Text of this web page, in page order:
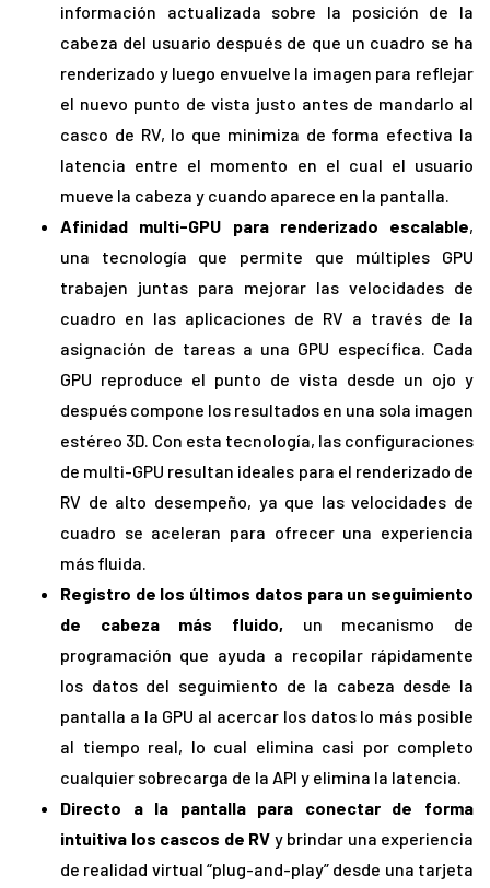
información actualizada sobre la posición de la
cabeza del usuario después de que un cuadro se ha
renderizado y luego envuelve la imagen para reflejar
el nuevo punto de vista justo antes de mandarlo al
casco de RV, lo que minimiza de forma efectiva la
latencia entre el momento en el cual el usuario
mueve la cabeza y cuando aparece en la pantalla.
Afinidad multi-GPU para renderizado escalable,
una tecnología que permite que múltiples GPU
trabajen juntas para mejorar las velocidades de
cuadro en las aplicaciones de RV a través de la
asignación de tareas a una GPU específica. Cada
GPU reproduce el punto de vista desde un ojo y
después compone los resultados en una sola imagen
estéreo 3D. Con esta tecnología, las configuraciones
de multi-GPU resultan ideales para el renderizado de
RV de alto desempeño, ya que las velocidades de
cuadro se aceleran para ofrecer una experiencia
más fluida.
Registro de los últimos datos para un seguimiento
de cabeza más fluido, un mecanismo de
programación que ayuda a recopilar rápidamente
los datos del seguimiento de la cabeza desde la
pantalla a la GPU al acercar los datos lo más posible
al tiempo real, lo cual elimina casi por completo
cualquier sobrecarga de la API y elimina la latencia.
Directo a la pantalla para conectar de forma
intuitiva los cascos de RV y brindar una experiencia
de realidad virtual “plug-and-play” desde una tarjeta